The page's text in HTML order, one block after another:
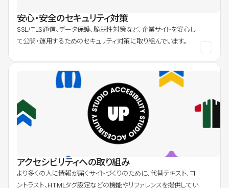
安心・安全のセキュリティ対策
SSL/TLS通信、データ保護、脆弱性対策など、企業サイトを安心し
て公開・運用するためのセキュリティ対策に取り組んでいます。
アクセシビリティへの取り組み
より多くの人に情報が届くサイトづくりのために、代替テキスト、コ
ントラスト、HTMLタグ設定などの機能やリファレンスを提供してい